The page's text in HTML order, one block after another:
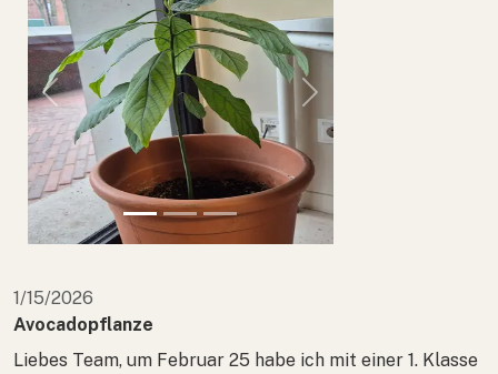
Previous Next
1/15/2026
Avocadopflanze
Liebes Team, um Februar 25 habe ich mit einer 1. Klasse